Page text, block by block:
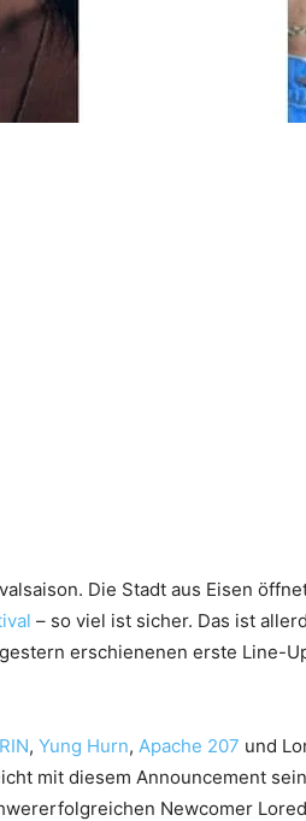
Die Stadt aus Eisen
– so viel ist sicher. Das ist
erschienenen erste Line-
RIN, Yung Hurn, Apache 207 und
mit diesem Announcement
Newcomer